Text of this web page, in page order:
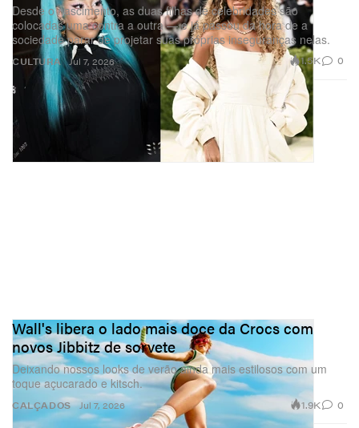
CULTURA
Desde o nascimento, as duas filhas de celebridades são
colocadas uma contra a outra — e já passou da hora de a
sociedade parar de projetar suas próprias inseguranças nelas.
Jul 7, 2026 1.5K 0
CALÇADOS
Wall's libera o lado mais doce da Crocs com
novos Jibbitz de sorvete
Deixando nossos looks de verão ainda mais estilosos com um
toque açucarado e kitsch.
Jul 7, 2026 1.9K 0